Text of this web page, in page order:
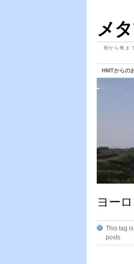
メ
朝から晩ま
HMTからの
ヨー
This tag
posts